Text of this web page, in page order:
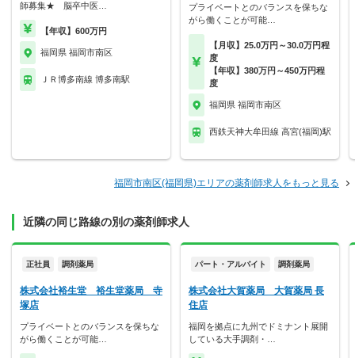
師募集★ 脳卒中医…
【年収】600万円
福岡県 福岡市南区
ＪＲ博多南線 博多南駅
プライベートとのバランスを保ちな
がら働くことが可能…
【月収】25.0万円～30.0万円程
度
【年収】380万円～450万円程
度
福岡県 福岡市南区
西鉄天神大牟田線 高宮(福岡)駅
福岡市南区(福岡県)エリアの薬剤師求人をもっと見る
近隣の同じ路線の別の薬剤師求人
正社員 調剤薬局
株式会社裕生堂 裕生堂薬局 寺
塚店
プライベートとのバランスを保ちな
がら働くことが可能…
パート・アルバイト 調剤薬局
株式会社大賀薬局 大賀薬局 長
住店
福岡を拠点に九州でドミナント展開
している大手調剤・…